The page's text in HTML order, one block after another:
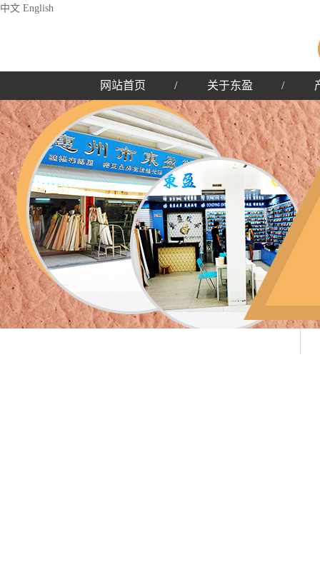
中文 English
网站首页 / 关于东盈 /